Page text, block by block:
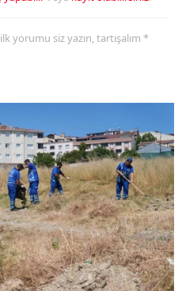
yorumu siz yazın, tartışalım *